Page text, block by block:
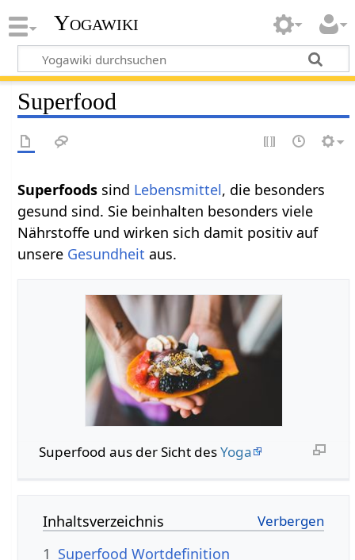
Yogawiki
Superfood
Superfoods sind Lebensmittel, die besonders
gesund sind. Sie beinhalten besonders viele
Nährstoffe und wirken sich damit positiv auf
unsere Gesundheit aus.
Superfood aus der Sicht desYoga
Inhaltsverzeichnis
1 Superfood Wortdefinition